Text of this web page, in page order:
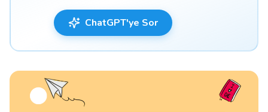
ChatGPT'ye Sor